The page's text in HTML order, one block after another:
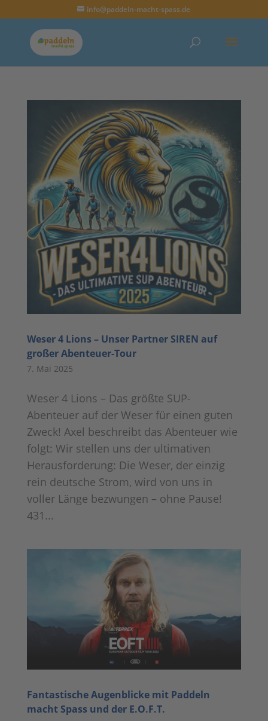
info@paddeln-macht-spass.de
Weser 4 Lions – Unser Partner SIREN auf
großer Abenteuer-Tour
7. Mai 2025
Weser 4 Lions – Das größte SUP-
Abenteuer auf der Weser für einen guten
Zweck! Axel beschreibt das Abenteuer wie
folgt: Wir stellen uns der ultimativen
Herausforderung: Die Weser, der einzig
rein deutsche Strom, wird von uns in
voller Länge bezwungen – ohne Pause!
431...
Fantastische Augenblicke mit Paddeln
macht Spass und der E.O.F.T.